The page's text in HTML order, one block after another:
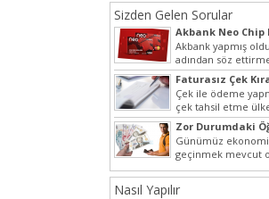
Sizden Gelen Sorular
Akbank Neo
Kullanılır?
Akbank yapmış
adından söz
Hem müşteri
hem...
Faturasız Çek
Çek ile ödeme
çek tahsil etme
yaygın bir şekilde...
Zor Durumdaki
Yardımı
Günümüz
geçinmek mevcut
ihtiyaçları
olmak...
Nasıl Yapılır